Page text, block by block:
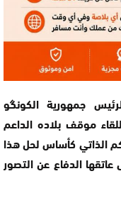
جمهورية الكونگو
موقف بلاده الداعم
الذاتي كأساس لحل هذا
الدفاع عن التصور